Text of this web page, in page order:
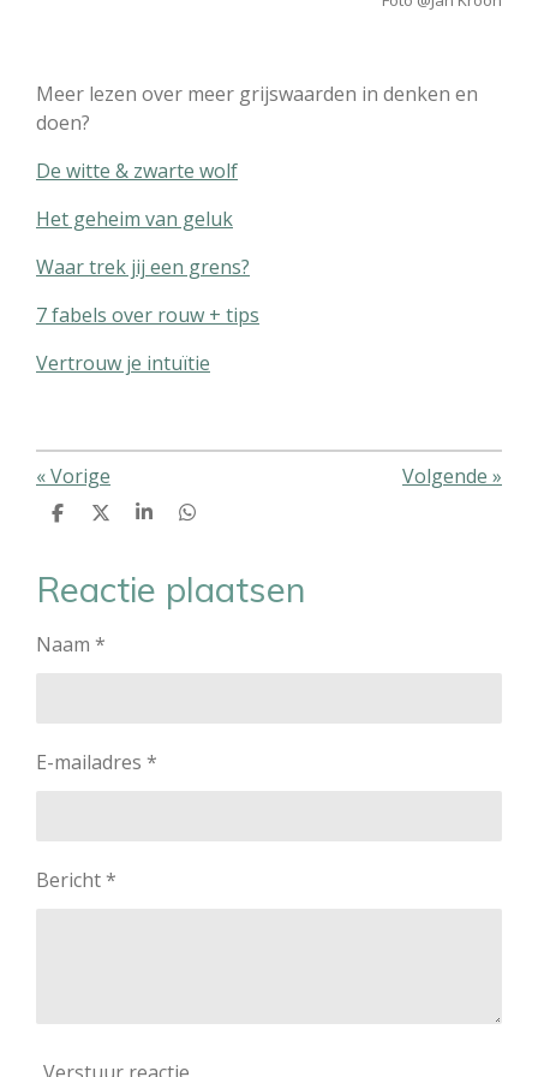
Meer lezen over meer grijswaarden in denken en
doen?
De witte & zwarte wolf
Het geheim van geluk
Waar trek jij een grens?
7 fabels over rouw + tips
Vertrouw je intuïtie
«Vorige Volgende »
D
e
n
D
S
e
D
e
Reactie plaatsen
Naam *
E-mailadres *
Bericht *